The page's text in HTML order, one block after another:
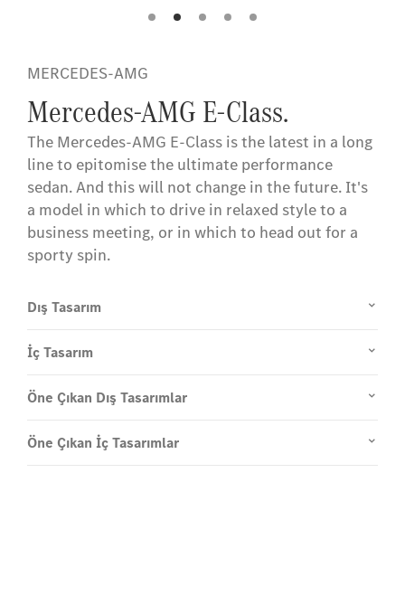
MERCEDES-AMG
Mercedes-AMG E-Class.
The Mercedes-AMG E-Class is the latest in a long
line to epitomise the ultimate performance
sedan. And this will not change in the future. It's
a model in which to drive in relaxed style to a
business meeting, or in which to head out for a
sporty spin.
Dış Tasarım
İç Tasarım
Öne Çıkan Dış Tasarımlar
Öne Çıkan İç Tasarımlar